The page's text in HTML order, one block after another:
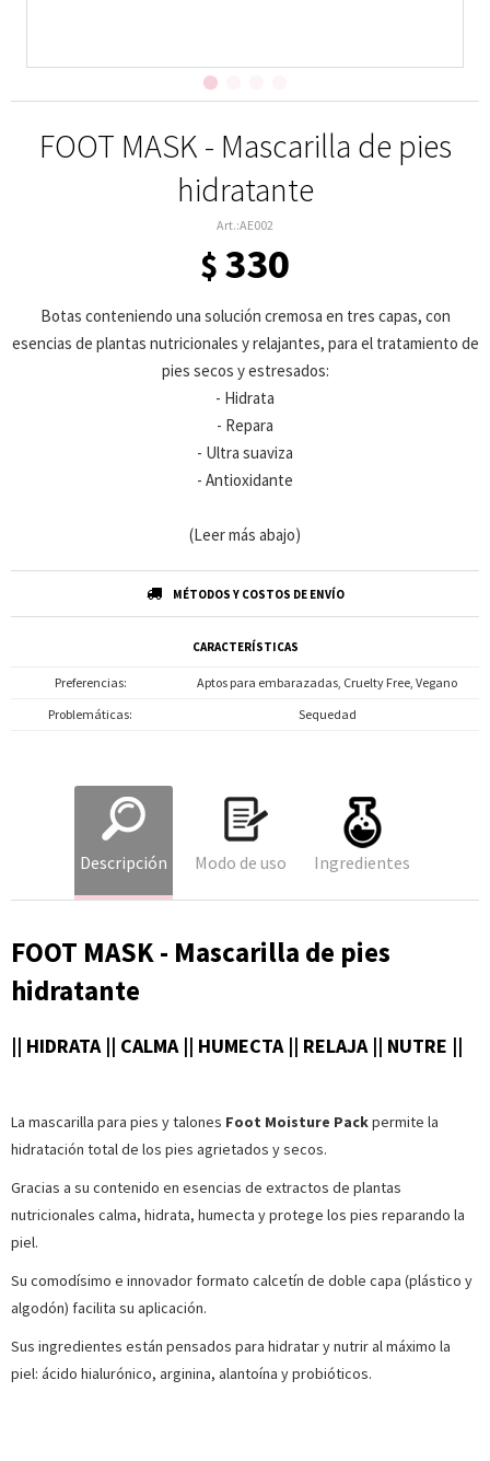
FOOT MASK - Mascarilla de pies
hidratante
AE002
$ 330
Botas conteniendo una solución cremosa en tres capas, con
esencias de plantas nutricionales y relajantes, para el tratamiento de
pies secos y estresados:
- Hidrata
- Repara
- Ultra suaviza
- Antioxidante
(Leer más abajo)
MÉTODOS Y COSTOS DE ENVÍO
CARACTERÍSTICAS
Preferencias
Aptos para embarazadas, Cruelty Free, Vegano
Problemáticas
Sequedad
Descripción Modo de uso Ingredientes
FOOT MASK - Mascarilla de pies
hidratante
|| HIDRATA || CALMA || HUMECTA || RELAJA || NUTRE ||
La mascarilla para pies y talones Foot Moisture Packpermite la
hidratación total de los pies agrietados y secos.
Gracias a su contenido en esencias de extractos de plantas
nutricionales calma, hidrata, humecta y protege los pies reparando la
piel.
Su comodísimo e innovador formato calcetín de doble capa (plástico y
algodón) facilita su aplicación.
Sus ingredientes están pensados para hidratar y nutrir al máximo la
piel: ácido hialurónico, arginina, alantoína y probióticos.